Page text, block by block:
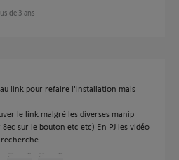
de 3 ans
link pour refaire l'installation mais
le link malgré les diverses manip
sur le bouton etc etc) En PJ les vidéo
recherche